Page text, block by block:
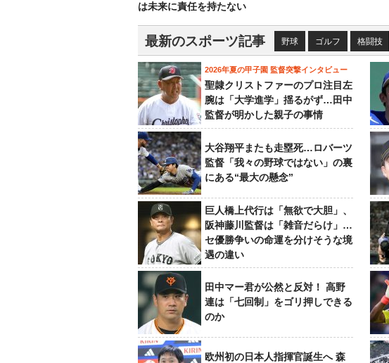
は未来に責任を持たない
最新のスポーツ記事 野球 ゴルフ 格闘技
2026年夏の甲子園 監督突撃インタビュー
聖隷クリストファーのプロ注目左
腕は「大学進学」揺るがず…田中
監督が明かした親子の事情
大谷翔平またも走塁死…ロバーツ
監督「我々の野球ではない」の裏
にある“最大の懸念”
巨人橋上代行は「無欲で大胆」、
阪神藤川監督は「雑音だらけ」…
セ優勝争いの命運を分けそうな境
遇の違い
田中マー君が公然と反対！ 高野
連は「七回制」をゴリ押しできる
のか
欧州初の日本人指揮官誕生へ 森